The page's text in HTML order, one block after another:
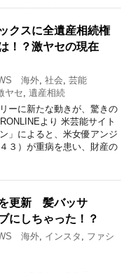
クスに全遺産相続権
！？激ヤセの現在
海外 社会 芸能
ヤセ 遺産相続
ーに新たな動きが、驚きの
より 米芸能サイト
」によると、米女優アンジ
３）が重病を患い、財産の
更新 髪バッサ
にしちゃった！？
海外 インスタ
ファシ